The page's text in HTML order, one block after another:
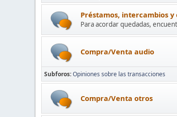
Préstamos, intercambios
Para acordar quedadas,
Compra/Venta audio
Subforos Opiniones sobre las transacciones
Compra/Venta otros